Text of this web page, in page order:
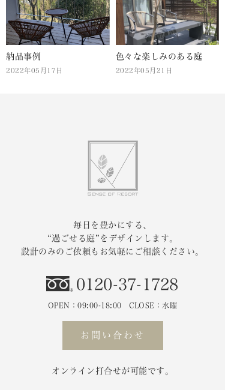
納品事例
2022年05月17日
色々な楽しみのある庭
2022年05月21日
毎日を豊かにする、
“過ごせる庭”をデザインします。
設計のみのご依頼もお気軽にご相談ください。
0120-37-1728
OPEN：09:00-18:00 CLOSE：水曜
お問い合わせ
オンライン打合せが可能です。